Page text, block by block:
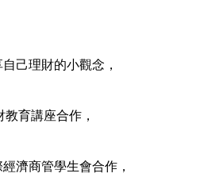
己理財的小觀念，
育講座合作，
濟商管學生會合作，